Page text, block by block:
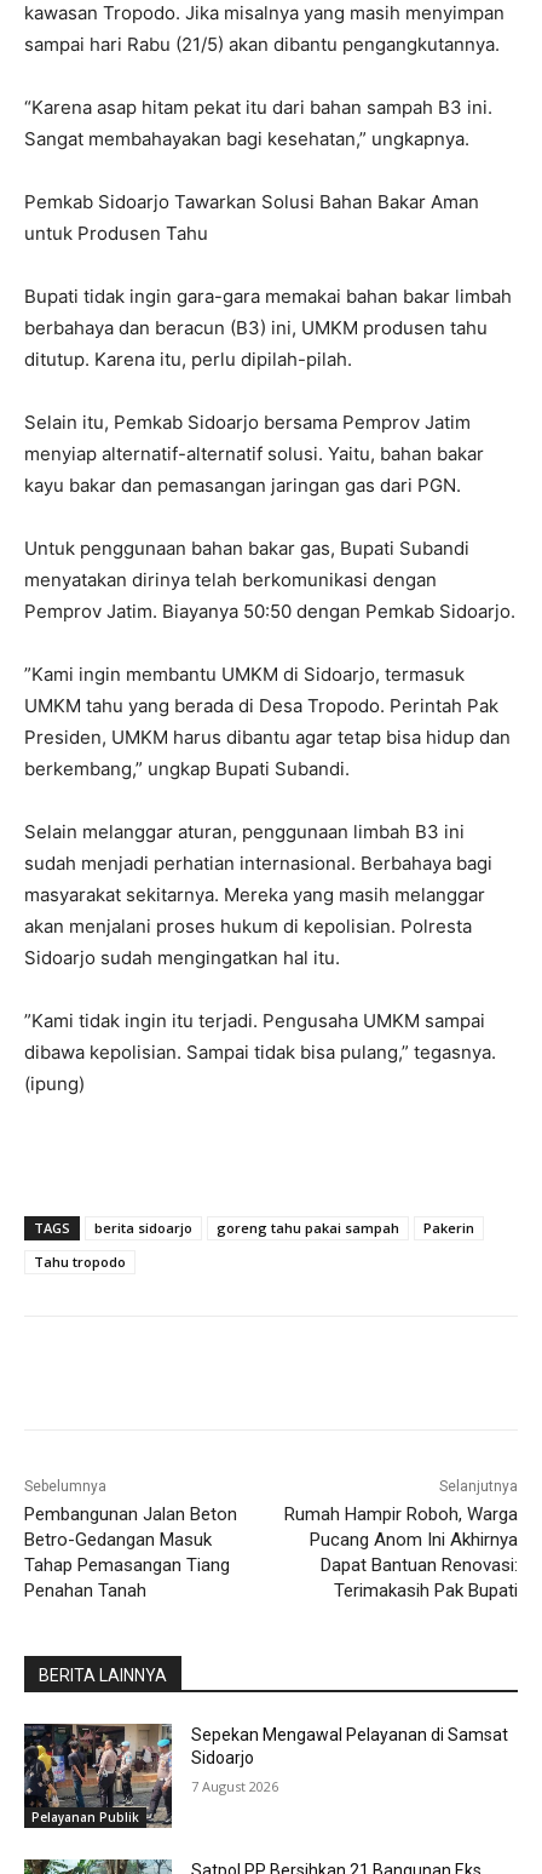
kawasan Tropodo. Jika misalnya yang masih menyimpan
sampai hari Rabu (21/5) akan dibantu pengangkutannya.
“Karena asap hitam pekat itu dari bahan sampah B3 ini.
Sangat membahayakan bagi kesehatan,” ungkapnya.
Pemkab Sidoarjo Tawarkan Solusi Bahan Bakar Aman
untuk Produsen Tahu
Bupati tidak ingin gara-gara memakai bahan bakar limbah
berbahaya dan beracun (B3) ini, UMKM produsen tahu
ditutup. Karena itu, perlu dipilah-pilah.
Selain itu, Pemkab Sidoarjo bersama Pemprov Jatim
menyiap alternatif-alternatif solusi. Yaitu, bahan bakar
kayu bakar dan pemasangan jaringan gas dari PGN.
Untuk penggunaan bahan bakar gas, Bupati Subandi
menyatakan dirinya telah berkomunikasi dengan
Pemprov Jatim. Biayanya 50:50 dengan Pemkab Sidoarjo.
”Kami ingin membantu UMKM di Sidoarjo, termasuk
UMKM tahu yang berada di Desa Tropodo. Perintah Pak
Presiden, UMKM harus dibantu agar tetap bisa hidup dan
berkembang,” ungkap Bupati Subandi.
Selain melanggar aturan, penggunaan limbah B3 ini
sudah menjadi perhatian internasional. Berbahaya bagi
masyarakat sekitarnya. Mereka yang masih melanggar
akan menjalani proses hukum di kepolisian. Polresta
Sidoarjo sudah mengingatkan hal itu.
”Kami tidak ingin itu terjadi. Pengusaha UMKM sampai
dibawa kepolisian. Sampai tidak bisa pulang,” tegasnya.
(ipung)
TAGS berita sidoarjo goreng tahu pakai sampah
Pakerin
Tahu tropodo
Sebelumnya
Pembangunan Jalan Beton
Betro-Gedangan Masuk
Tahap Pemasangan Tiang
Penahan Tanah
Selanjutnya
Rumah Hampir Roboh, Warga
Pucang Anom Ini Akhirnya
Dapat Bantuan Renovasi:
Terimakasih Pak Bupati
BERITA LAINNYA
Pelayanan Publik
Sepekan Mengawal Pelayanan di Samsat
Sidoarjo
7 August 2026
Satpol PP Bersihkan 21 Bangunan Eks